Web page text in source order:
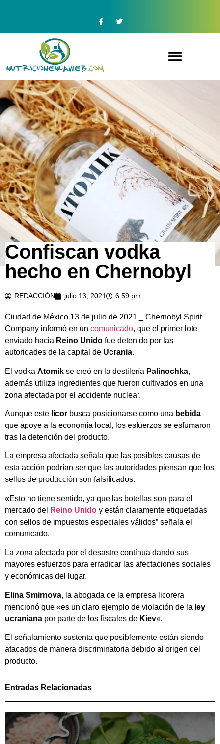
Confiscan vodka
hecho en Chernobyl
REDACCIÓN julio 13, 2021 6:59 pm
Ciudad de México 13 de julio de 2021._ Chernobyl Spirit
Company informó en un comunicado, que el primer lote
enviado hacia Reino Unido fue detenido por las
autoridades de la capital de Ucrania.
El vodka Atomik se creó en la destilería Palinochka,
además utiliza ingredientes que fueron cultivados en una
zona afectada por el accidente nuclear.
Aunque este licor busca posicionarse como una bebida
que apoye a la economía local, los esfuerzos se esfumaron
tras la detención del producto.
La empresa afectada señala que las posibles causas de
esta acción podrían ser que las autoridades piensan que los
sellos de producción son falsificados.
«Esto no tiene sentido, ya que las botellas son para el
mercado del
Reino Unido y están claramente etiquetadas
con sellos de impuestos especiales válidos” señala el
comunicado.
La zona afectada por el desastre continua dando sus
mayores esfuerzos para erradicar las afectaciones sociales
y económicas del lugar.
Elina Smirnova, la abogada de la empresa licorera
mencionó que «es un claro ejemplo de violación de la ley
ucraniana por parte de los fiscales de Kiev«.
El señalamiento sustenta que posiblemente están siendo
atacados de manera discriminatoria debido al origen del
producto.
Entradas Relacionadas